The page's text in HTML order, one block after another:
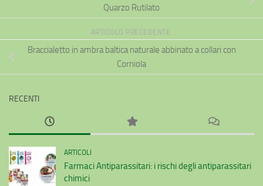
pagina
prodotto
Quarzo Rutilato
ARTICOLO PRECEDENTE
Braccialetto in ambra baltica naturale abbinato a collari con
Corniola
RECENTI
ARTICOLI
Farmaci Antiparassitari: i rischi degli antiparassitari
chimici